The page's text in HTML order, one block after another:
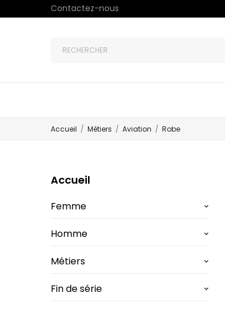
Contactez-nous
Accueil Métiers Aviation Robe
Accueil
Femme keyboard_arrow_down
Homme keyboard_arrow_down
Métiers keyboard_arrow_down
Fin de série keyboard_arrow_down